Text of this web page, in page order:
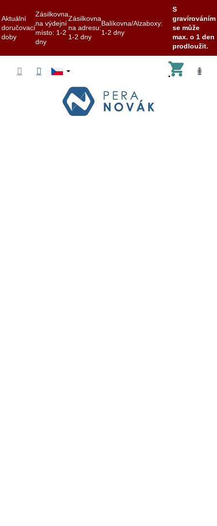
Aktuální
doručovací
doby
Zásilkovna
na výdejní
místo: 1-2
dny
Zásilkovna
na adresu:
1-2 dny
Balíkovna/Alzaboxy:
1-2 dny
S
gravírováním
se může
max. o 1 den
prodloužit.